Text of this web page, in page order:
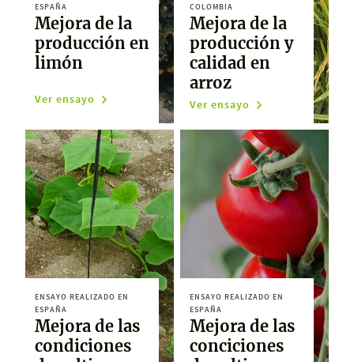
ESPAÑA
Mejora de la
producción en
limón
Ver ensayo
COLOMBIA
Mejora de la
producción y
calidad en
arroz
Ver ensayo
ENSAYO REALIZADO EN
ESPAÑA
Mejora de las
condiciones
ENSAYO REALIZADO EN
ESPAÑA
Mejora de las
conciciones